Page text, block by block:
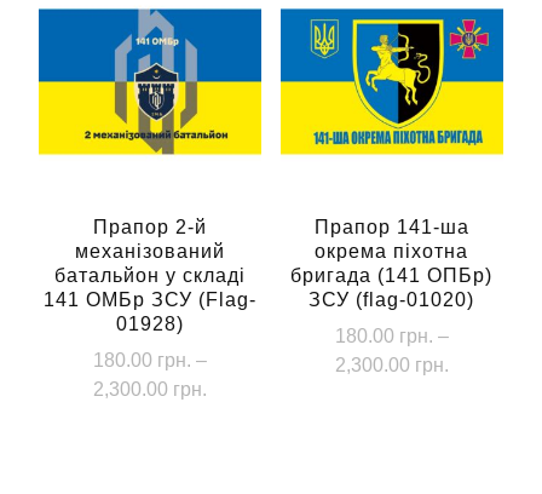
Прапор 2-й
механізований
батальйон у складі
141 ОМБр ЗСУ (Flag-
01928)
180.00 грн. –
2,300.00 грн.
Прапор 141-ша
окрема піхотна
бригада (141 ОПБр)
ЗСУ (flag-01020)
180.00 грн. –
2,300.00 грн.